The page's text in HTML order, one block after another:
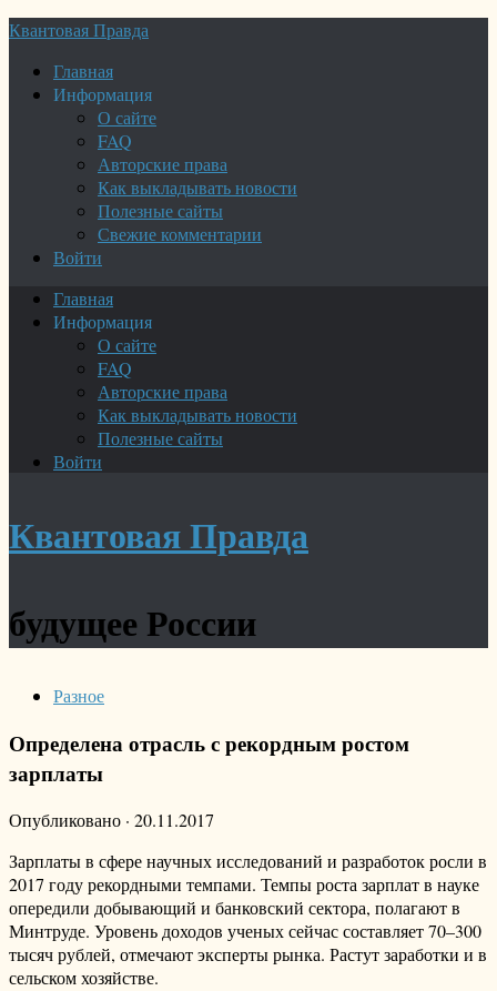
Квантовая Правда
Главная
Информация
О сайте
FAQ
Авторские права
Как выкладывать новости
Полезные сайты
Свежие комментарии
Войти
Главная
Информация
О сайте
FAQ
Авторские права
Как выкладывать новости
Полезные сайты
Войти
Квантовая Правда
будущее России
Разное
Определена отрасль с рекордным ростом
зарплаты
Опубликовано · 20.11.2017
Зарплаты в сфере научных исследований и разработок росли в
2017 году рекордными темпами. Темпы роста зарплат в науке
опередили добывающий и банковский сектора, полагают в
Минтруде. Уровень доходов ученых сейчас составляет 70–300
тысяч рублей, отмечают эксперты рынка. Растут заработки и в
сельском хозяйстве.